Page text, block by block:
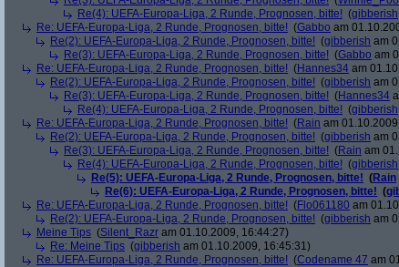
Re(4): UEFA-Europa-Liga, 2 Runde, Prognosen, bitte! (gibberish
Re: UEFA-Europa-Liga, 2 Runde, Prognosen, bitte! (Gabbo am
Re(2): UEFA-Europa-Liga, 2 Runde, Prognosen, bitte! (gibberish am
Re(3): UEFA-Europa-Liga, 2 Runde, Prognosen, bitte! (Gabbo am
Re: UEFA-Europa-Liga, 2 Runde, Prognosen, bitte! (Hannes34 am
Re(2): UEFA-Europa-Liga, 2 Runde, Prognosen, bitte! (gibberish am
Re(3): UEFA-Europa-Liga, 2 Runde, Prognosen, bitte! (Hannes34
Re(4): UEFA-Europa-Liga, 2 Runde, Prognosen, bitte! (gibberish
Re: UEFA-Europa-Liga, 2 Runde, Prognosen, bitte! (Rain am
Re(2): UEFA-Europa-Liga, 2 Runde, Prognosen, bitte! (gibberish am
Re(3): UEFA-Europa-Liga, 2 Runde, Prognosen, bitte! (Rain am
Re(4): UEFA-Europa-Liga, 2 Runde, Prognosen, bitte! (gibberish
Re(5): UEFA-Europa-Liga, 2 Runde, Prognosen, bitte! (Rain
Re(6): UEFA-Europa-Liga, 2 Runde, Prognosen, bitte! (
Re: UEFA-Europa-Liga, 2 Runde, Prognosen, bitte! (Flo061180 am
Re(2): UEFA-Europa-Liga, 2 Runde, Prognosen, bitte! (gibberish am
Meine Tips (Silent_Razr am 01.10.2009, 16:44:27)
Re: Meine Tips (gibberish am 01.10.2009, 16:45:31)
Re: UEFA-Europa-Liga, 2 Runde, Prognosen, bitte! (Codename 47 am